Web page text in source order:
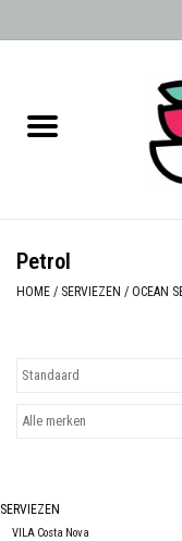
Albast waxinehouders
Dierenlampen
Petrol
HOME / SERVIEZEN / OCEAN
SERVIEZEN
VILA Costa Nova